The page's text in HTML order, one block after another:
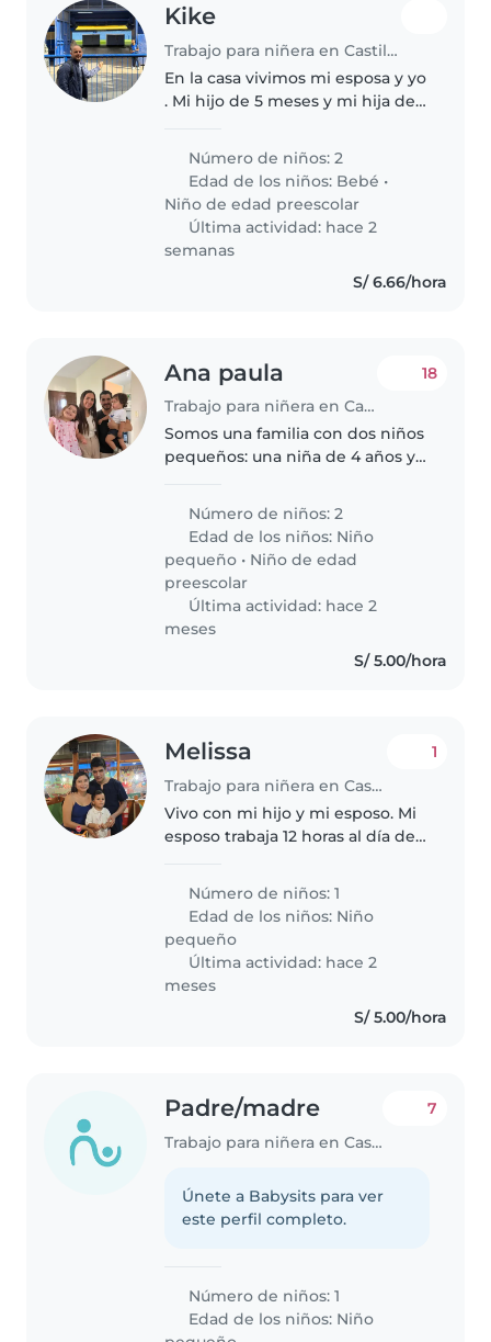
Kike
Trabajo para niñera en Castilla (Departamento de Piura)
En la casa vivimos mi esposa y yo
. Mi hijo de 5 meses y mi hija de 2
quehaceres de la casa y un perro
amigable
Número de niños: 2
Edad de los niños: Bebé •
Niño de edad preescolar
Última actividad: hace 2
semanas
S/ 6.66/hora
Ana paula
Trabajo para niñera en Castilla (Departamento de Piura)
18
Somos una familia con dos niños
pequeños: una niña de 4 años y
bastante independientes, pero
como todo niño necesitan
atención, cuidado y
acompañamiento en..
Número de niños: 2
Edad de los niños: Niño
pequeño • Niño de edad
preescolar
Última actividad: hace 2
meses
S/ 5.00/hora
Melissa
Trabajo para niñera en Castilla (Departamento de Piura)
1
Vivo con mi hijo y mi esposo. Mi
esposo trabaja 12 horas al día de
dias al mes. Luego estoy en casa.
Estoy en busca de una nana
cama adentro. Quisiera..
Número de niños: 1
Edad de los niños: Niño
pequeño
Última actividad: hace 2
meses
S/ 5.00/hora
Padre/madre
Trabajo para niñera en Castilla (Departamento de Piura)
7
Únete a Babysits para ver
este perfil completo.
Número de niños: 1
Edad de los niños: Niño